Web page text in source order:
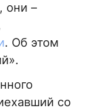
они –
. Об этом
со